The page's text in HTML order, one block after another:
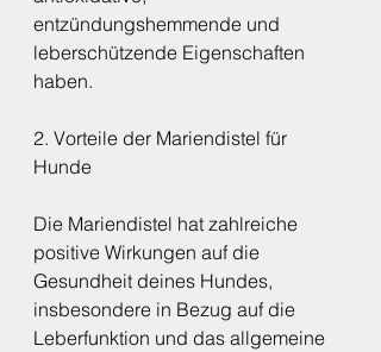
entzündungshemmende und
leberschützende Eigenschaften
haben.
2. Vorteile der Mariendistel für
Hunde
Die Mariendistel hat zahlreiche
positive Wirkungen auf die
Gesundheit deines Hundes,
insbesondere in Bezug auf die
Leberfunktion und das allgemeine